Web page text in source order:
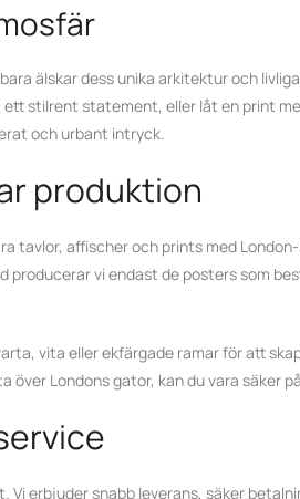
älskar dess unika arkitektur och
stilrent statement, eller låt en print
och urbant intryck.
produktion
tavlor, affischer och prints med
producerar vi endast de posters som
vita eller ekfärgade ramar för att
över Londons gator, kan du vara säker
erbjuder snabb leverans, säker